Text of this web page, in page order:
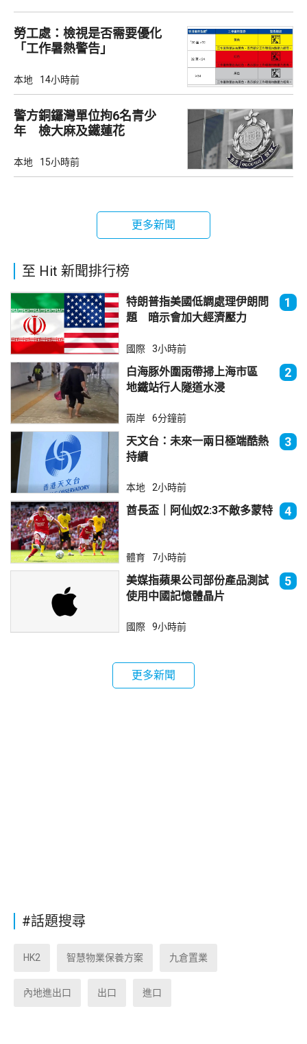
勞工處：檢視是否需要優化
「工作暑熱警告」
本地 14小時前
警方銅鑼灣單位拘6名青少
年 檢大麻及鐵蓮花
本地 15小時前
更多新聞
至 Hit 新聞排行榜
特朗普指美國低調處理伊朗問
題 暗示會加大經濟壓力
1
國際 3小時前
白海豚外圍雨帶掃上海市區
地鐵站行人隧道水浸
2
兩岸 6分鐘前
天文台：未來一兩日極端酷熱
持續
3
本地 2小時前
酋長盃｜阿仙奴2:3不敵多蒙特 4
體育 7小時前
美媒指蘋果公司部份產品測試
使用中國記憶體晶片
5
國際 9小時前
更多新聞
#話題搜尋
HK2 智慧物業保養方案 九倉置業
內地進出口 出口 進口